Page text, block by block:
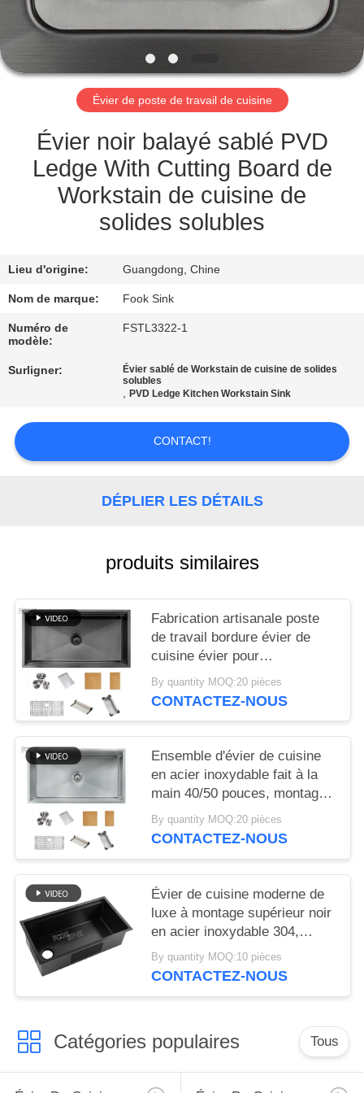
CONTRÔLE
DE
QUALITÉ
CONTACTEZ-
NOUS
DEMANDEZ
CITATION
PLAN
DU
SITE
PRIVACY
POLICY
Évier de poste de travail de cuisine
Évier noir balayé sablé PVD
Ledge With Cutting Board de
Workstain de cuisine de
solides solubles
Lieu d'origine: Guangdong, Chine
Nom de marque: Fook Sink
Numéro de
modèle:
FSTL3322-1
Surligner:
Évier sablé de Workstain de cuisine de solides
solubles
,PVD Ledge Kitchen Workstain Sink
CONTACT!
DÉPLIER LES DÉTAILS
produits similaires
Fabrication artisanale poste
de travail bordure évier de
cuisine évier pour
appartement Bar 304 en acier
inoxydable 16/18 calibre évier
Baisns
By quantity MOQ:20 pièces
CONTACTEZ-NOUS
Ensemble d'évier de cuisine
en acier inoxydable fait à la
main 40/50 pouces, montage
sous plan, cuve simple et
double, surface brossée
By quantity MOQ:20 pièces
CONTACTEZ-NOUS
Évier de cuisine moderne de
luxe à montage supérieur noir
en acier inoxydable 304,
épaisseur 1,2/1,5 mm, évier
de cuisine fait main avec
sous plan avec accessoires
By quantity MOQ:10 pièces
CONTACTEZ-NOUS
Catégories populaires Tous